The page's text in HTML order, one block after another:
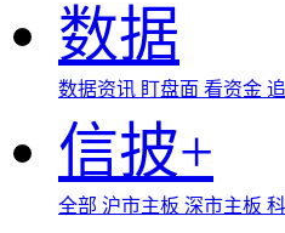
数据
数据资讯 盯盘面 看资金
信披+
全部 沪市主板 深市主板